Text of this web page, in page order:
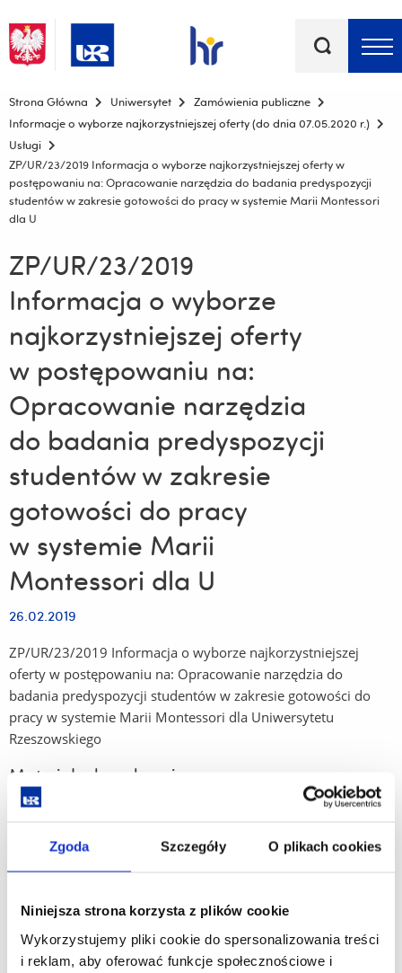
Zgoda Szczegóły O plikach cookies
Niniejsza strona korzysta z plików cookie
Wykorzystujemy pliki cookie do spersonalizowania treści
i reklam, aby oferować funkcje społecznościowe i
kluczowe
Menu - górna belka
Strona Główna Uniwersytet
Zamówienia publiczne
Informacje o wyborze najkorzystniejszej oferty (do dnia 07.05.2020 r.)
Usługi
ZP/UR/23/2019 Informacja o wyborze najkorzystniejszej oferty w
postępowaniu na: Opracowanie narzędzia do badania predyspozycji
studentów w zakresie gotowości do pracy w systemie Marii Montessori
dla U
ZP/UR/23/2019
Informacja o wyborze
najkorzystniejszej oferty
w postępowaniu na:
Opracowanie narzędzia
do badania predyspozycji
studentów w zakresie
gotowości do pracy
w systemie Marii
Montessori dla U
26.02.2019
ZP/UR/23/2019 Informacja o wyborze najkorzystniejszej
oferty w postępowaniu na: Opracowanie narzędzia do
badania predyspozycji studentów w zakresie gotowości do
pracy w systemie Marii Montessori dla Uniwersytetu
Rzeszowskiego
Materiały do pobrania
plik
Informacja o wyborze najkorzystniejszej oferty z dnia
26.02.2019r..PDF (130.5 KiB)
wstecz